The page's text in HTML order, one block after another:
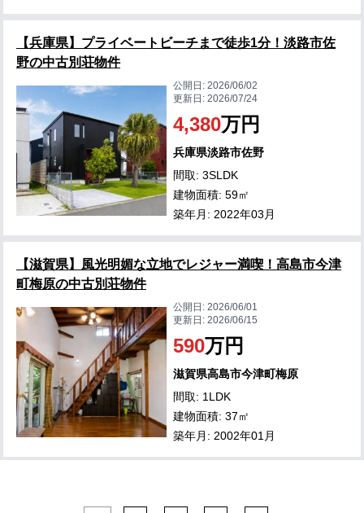
【兵庫県】プライベートビーチまで徒歩1分！淡路市佐
野の中古別荘物件
公開日:2026/06/02
更新日:2026/07/24
4,380万円
兵庫県淡路市佐野
間取: 3SLDK
建物面積: 59㎡
築年月: 2022年03月
【滋賀県】風光明媚な立地でレジャー満喫！高島市今津
町梅原の中古別荘物件
公開日:2026/06/01
更新日:2026/06/15
590万円
滋賀県高島市今津町梅原
間取: 1LDK
建物面積: 37㎡
築年月: 2002年01月